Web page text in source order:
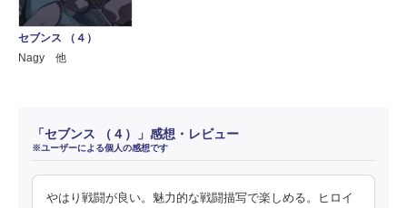
セブンス （４）
Nagy 他
「セブンス （４）」感想・レビュー
※ユーザーによる個人の感想です
やはり戦闘が良い。魅力的な戦闘描写で楽しめる。ヒロイ